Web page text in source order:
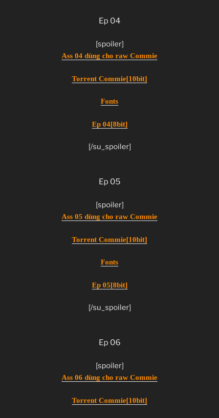
Ep 04
[spoiler]
Ass 04 dùng cho raw Commie
Torrent Commie[10bit]
Fonts
Ep 04[8bit]
[/su_spoiler]
Ep 05
[spoiler]
Ass 05 dùng cho raw Commie
Torrent Commie[10bit]
Fonts
Ep 05[8bit]
[/su_spoiler]
Ep 06
[spoiler]
Ass 06 dùng cho raw Commie
Torrent Commie[10bit]